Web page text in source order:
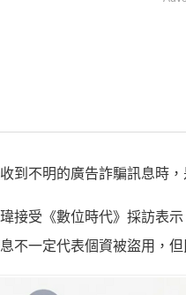
到不明的廣告詐騙訊息時
接受《數位時代》採訪表
不一定代表個資被盜用，